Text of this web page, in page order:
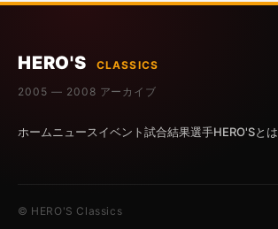
HERO'S
CLASSICS
2005 — 2008 アーカイブ
ホームニュースイベント試合結果選手HERO'Sとは
© HERO'S Classics